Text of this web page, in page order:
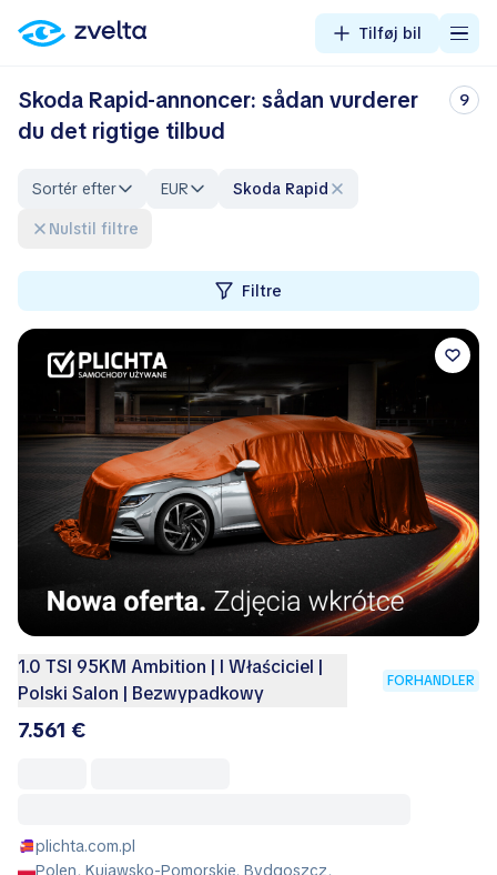
Tilføj bil
Skoda Rapid-annoncer: sådan vurderer
du det rigtige tilbud
9
Sortér efter EUR
Skoda Rapid
Nulstil filtre
Filtre
1.0 TSI 95KM Ambition | I Właściciel |
Polski Salon | Bezwypadkowy
FORHANDLER
7.561 €
plichta.com.pl
Polen, Kujawsko-Pomorskie, Bydgoszcz,